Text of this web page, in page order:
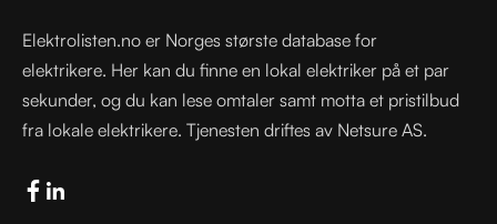
Elektrolisten.no er Norges største database for
elektrikere. Her kan du finne en lokal elektriker på et par
sekunder, og du kan lese omtaler samt motta et pristilbud
fra lokale elektrikere. Tjenesten driftes av Netsure AS.